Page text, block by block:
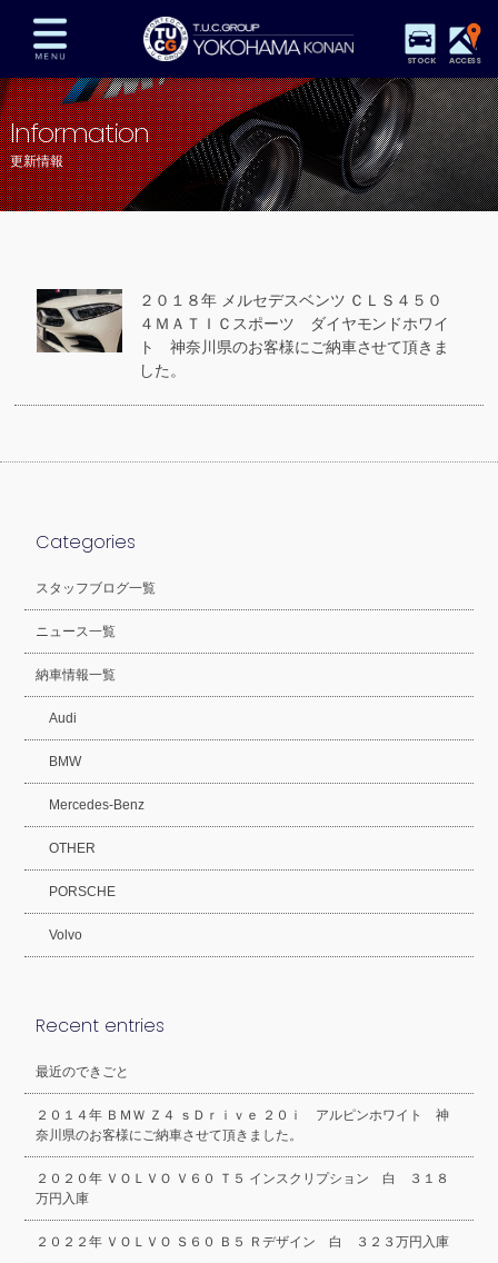
STOCK ACCESS
在庫車両情報 保証&サービス パーツリスト
TUCとは？ 店舗情報 アクセスマップ
全国納車 特別作業 注文販売
プライバシーポリシー スタッフblog 納車blog
Information
更新情報
２０１８年 メルセデスベンツ ＣＬＳ４５０
４ＭＡＴＩＣスポーツ ダイヤモンドホワイ
ト 神奈川県のお客様にご納車させて頂きま
した。
Categories
スタッフブログ一覧
ニュース一覧
納車情報一覧
Audi
BMW
Mercedes-Benz
OTHER
PORSCHE
Volvo
Recent entries
最近のできごと
２０１４年 ＢＭＷ Ｚ４ ｓＤｒｉｖｅ ２０ｉ アルピンホワイト 神
奈川県のお客様にご納車させて頂きました。
２０２０年 ＶＯＬＶＯ Ｖ６０ Ｔ５ インスクリプション 白 ３１８
万円入庫
２０２２年 ＶＯＬＶＯ Ｓ６０ Ｂ５ Ｒデザイン 白 ３２３万円入庫